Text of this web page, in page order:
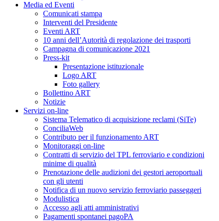
Media ed Eventi
Comunicati stampa
Interventi del Presidente
Eventi ART
10 anni dell’Autorità di regolazione dei trasporti
Campagna di comunicazione 2021
Press-kit
Presentazione istituzionale
Logo ART
Foto gallery
Bollettino ART
Notizie
Servizi on-line
Sistema Telematico di acquisizione reclami (SiTe)
ConciliaWeb
Contributo per il funzionamento ART
Monitoraggi on-line
Contratti di servizio del TPL ferroviario e condizioni
minime di qualità
Prenotazione delle audizioni dei gestori aeroportuali
con gli utenti
Notifica di un nuovo servizio ferroviario passeggeri
Modulistica
Accesso agli atti amministrativi
Pagamenti spontanei pagoPA